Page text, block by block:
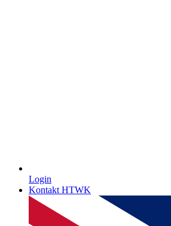
Login
Kontakt HTWK